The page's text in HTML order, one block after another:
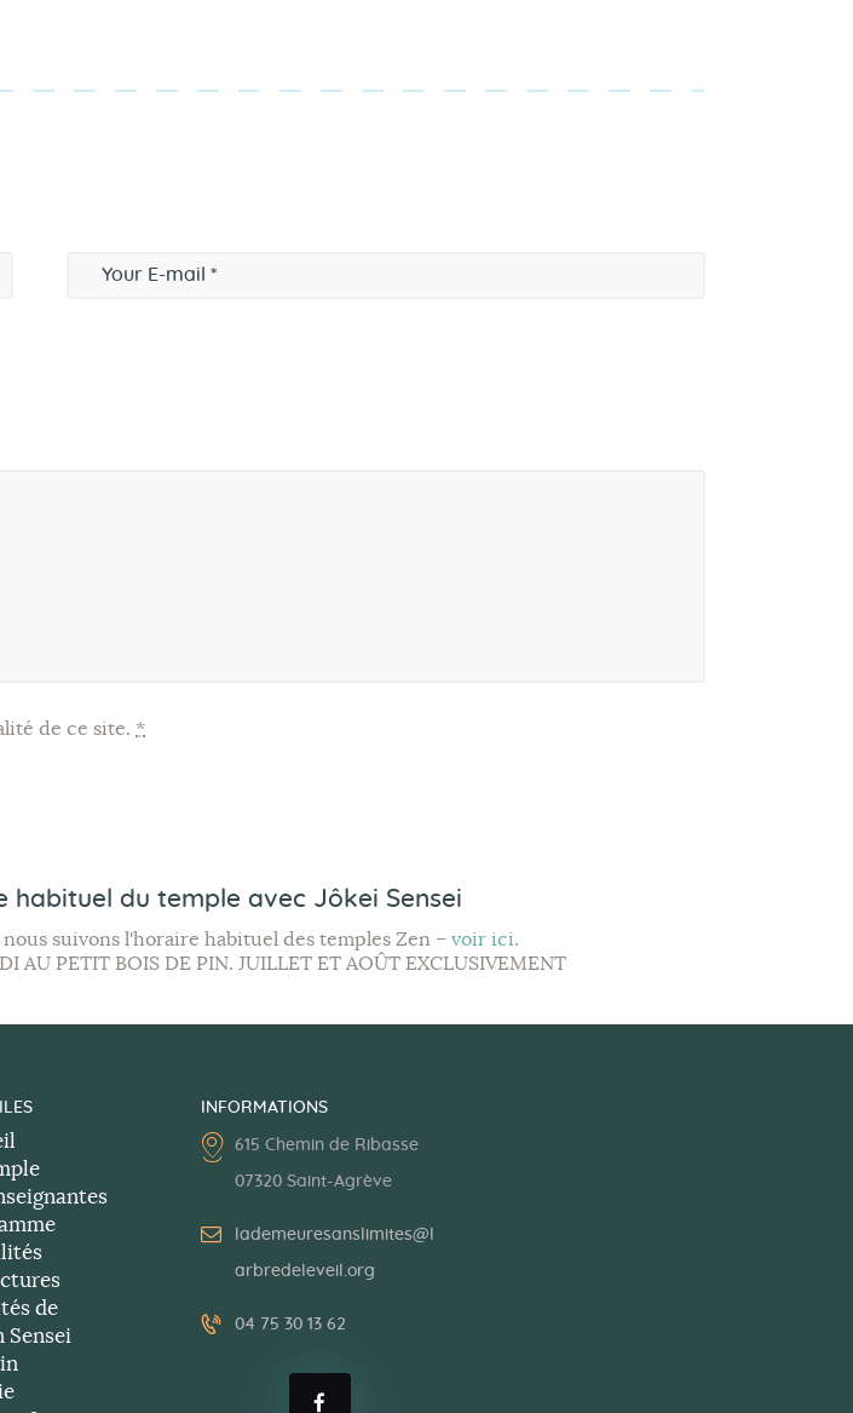
de ce site. *
habituel du temple avec Jôkei Sensei
suivons l'horaire habituel des temples Zen – voir ici.
AU PETIT BOIS DE PIN. JUILLET ET AOÛT EXCLUSIVEMENT
de
Sensei
INFORMATIONS
615 Chemin de Ribasse
07320 Saint-Agrève
lademeuresanslimites@l
arbredeleveil.org
04 75 30 13 62